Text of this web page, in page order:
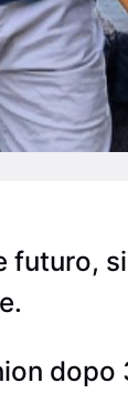
futuro,
dopo